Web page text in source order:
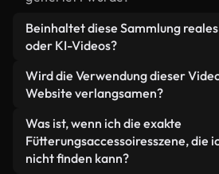
Beinhaltet diese Sammlung
oder KI-Videos?
Beides. Es handelt sich um eine
aus realen, von Menschen
Fütterungsaccessoires und KI-
Jedes Video ist eindeutig
immer wissen, was Sie
Wird die Verwendung dieser
Website verlangsamen?
Nicht, wenn Sie unsere
wählen. Wir bieten schlanke,
die für die
Was ist, wenn ich die exakte
Fütterungsaccessoiresszene, die
nicht finden kann?